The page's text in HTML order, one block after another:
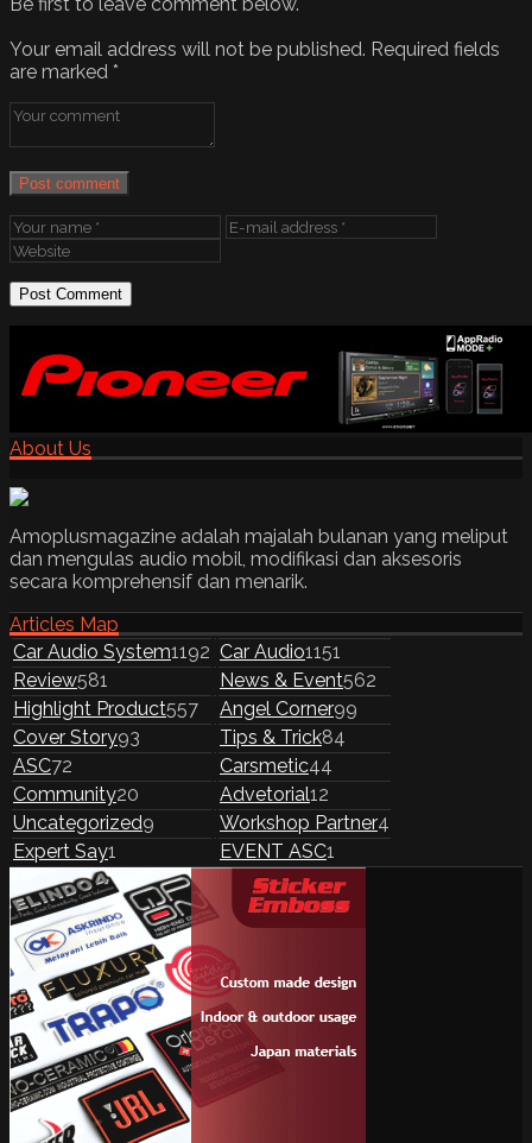
Be first to leave comment below.
Your email address will not be published. Required fields
are marked *
Post comment
About Us
Amoplusmagazine adalah majalah bulanan yang meliput
dan mengulas audio mobil, modifikasi dan aksesoris
secara komprehensif dan menarik.
Articles Map
Car Audio System1192 Car Audio1151
Review581 News & Event562
Highlight Product557 Angel Corner99
Cover Story93 Tips & Trick84
ASC72 Carsmetic44
Community20 Advetorial12
Uncategorized9 Workshop Partner4
Expert Say1 EVENT ASC1